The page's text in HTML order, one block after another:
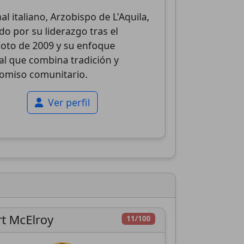
italiano, Arzobispo de L'Aquila,
por su liderazgo tras el
de 2009 y su enfoque
que combina tradición y
comunitario.
Ver perfil
11/100
McElroy